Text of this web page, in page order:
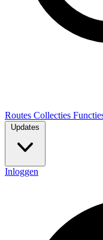
Routes Collecties
Updates
Inloggen